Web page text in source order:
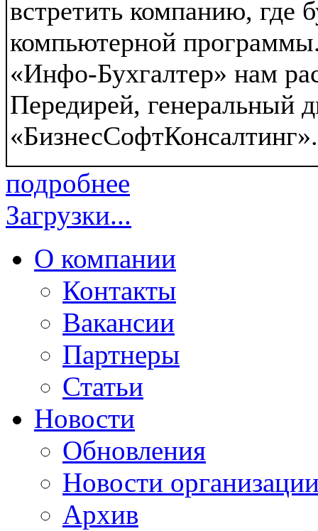
встретить компанию, где
компьютерной
«Инфо-Бухгалтер» нам
Передирей, генеральный
«БизнесСофтКонсалтинг».
подробнее
Загрузки...
О компании
Контакты
Вакансии
Партнеры
Статьи
Новости
Обновления
Новости
Архив